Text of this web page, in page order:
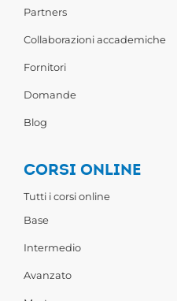
Partners
Collaborazioni accademiche
Fornitori
Domande
Blog
CORSI ONLINE
Tutti i corsi online
Base
Intermedio
Avanzato